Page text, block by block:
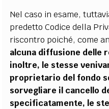
Nel caso in esame,
predetto Codice della
riscontro poiché, come
alcuna diffusione delle
inoltre, le stesse
proprietario del fondo
sorvegliare il cancello
specificatamente, le